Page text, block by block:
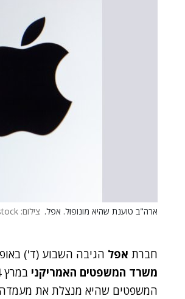
ארה"ב טוענת שהיא מונופול. אפל. צילום: Shutterstock
חברת אפל הגיבה השבוע (ד')
משרד המשפטים האמריקני
המשפטים שהיא מנצלת את מעמדה